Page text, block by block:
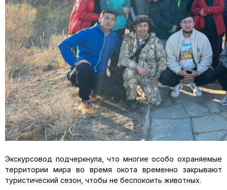
Экскурсовод подчеркнула, что многие особо охраняемые
территории мира во время окота временно закрывают
туристический сезон, чтобы не беспокоить животных.